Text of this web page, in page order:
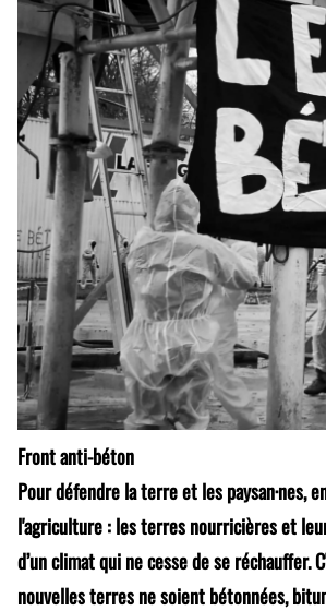
Front anti-béton
Pour défendre la terre et les
l'agriculture : les terres nourricières et
d’un climat qui ne cesse de se
nouvelles terres ne soient bétonnées,